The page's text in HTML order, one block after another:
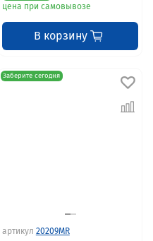
цена при самовывозе
В корзину
Заберите сегодня
артикул 20209MR